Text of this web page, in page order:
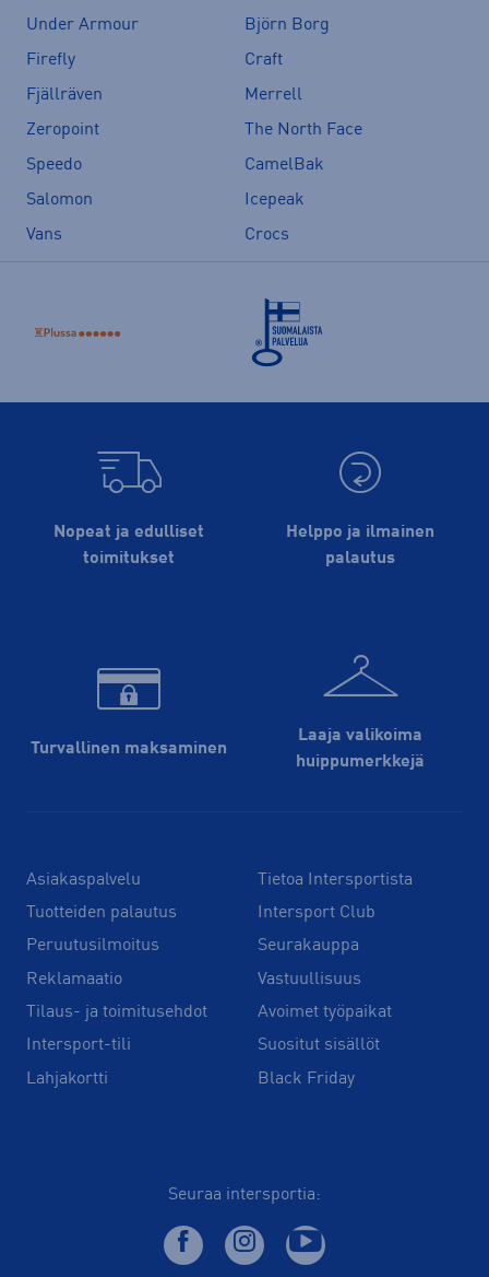
Under Armour
Björn Borg
Firefly
Craft
Fjällräven
Merrell
Zeropoint
The North Face
Speedo
CamelBak
Salomon
Icepeak
Vans
Crocs
Nopeat ja edulliset
toimitukset
Helppo ja ilmainen
palautus
Turvallinen maksaminen
Laaja valikoima
huippu­merkkejä
Asiakaspalvelu
Tuotteiden palautus
Peruutusilmoitus
Reklamaatio
Tilaus- ja toimitusehdot
Intersport-tili
Lahjakortti
Tietoa Intersportista
Intersport Club
Seurakauppa
Vastuullisuus
Avoimet työpaikat
Suositut sisällöt
Black Friday
Seuraa intersportia: